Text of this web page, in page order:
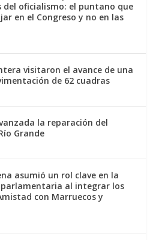
del oficialismo: el puntano que
en el Congreso y no en las
visitaron el avance de una
de 62 cuadras
la reparación del
Grande
asumió un rol clave en la
al integrar los
con Marruecos y